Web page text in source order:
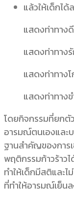
แล้วให้เด็กไ
แสดงท่าทาง
แสดงท่าทาง
แสดงท่าทาง
แสดงท่าทาง
โดยกิจกรรมที่ยกตั
อารมณ์ตนเองและ
ฐานสำคัญของการเ
พฤติกรรมก้าวร้าวไ
ทำให้เด็กมีสติและ
ที่ทำให้อารมณ์เย็น